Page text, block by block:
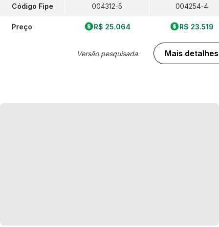
Código Fipe
Preço
004312-5
R$ 25.064
Versão pesquisada
004254-4
R$ 23.519
Mais detalhes